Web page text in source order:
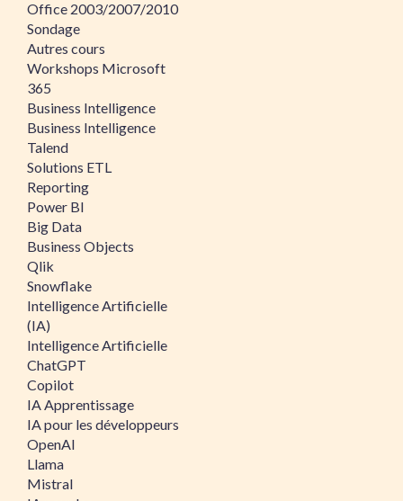
Office 2003/2007/2010
Sondage
Autres cours
Workshops Microsoft
365
Business Intelligence
Business Intelligence
Talend
Solutions ETL
Reporting
Power BI
Big Data
Business Objects
Qlik
Snowflake
Intelligence Artificielle
(IA)
Intelligence Artificielle
ChatGPT
Copilot
IA Apprentissage
IA pour les développeurs
OpenAI
Llama
Mistral